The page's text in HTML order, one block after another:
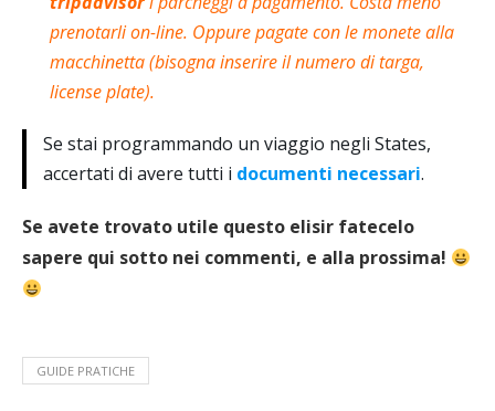
prenotarli on-line. Oppure pagate con le monete alla
macchinetta (bisogna inserire il numero di targa,
license plate).
Se stai programmando un viaggio negli States,
accertati di avere tutti i documenti necessari.
Se avete trovato utile questo elisir fatecelo
sapere qui sotto nei commenti, e alla prossima!
GUIDE PRATICHE